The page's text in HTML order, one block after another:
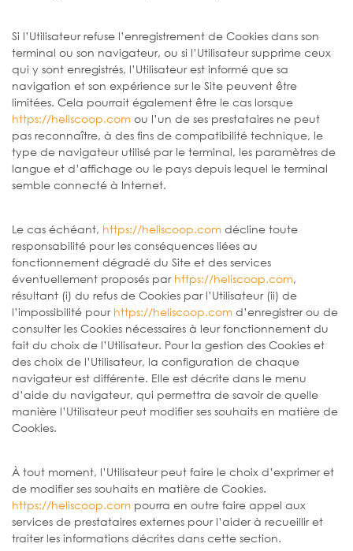
Si l’Utilisateur refuse l’enregistrement de Cookies dans son
terminal ou son navigateur, ou si l’Utilisateur supprime ceux
qui y sont enregistrés, l’Utilisateur est informé que sa
navigation et son expérience sur le Site peuvent être
limitées. Cela pourrait également être le cas lorsque
https://heliscoop.com ou l’un de ses prestataires ne peut
pas reconnaître, à des fins de compatibilité technique, le
type de navigateur utilisé par le terminal, les paramètres de
langue et d’affichage ou le pays depuis lequel le terminal
semble connecté à Internet.
Le cas échéant, https://heliscoop.com décline toute
responsabilité pour les conséquences liées au
fonctionnement dégradé du Site et des services
éventuellement proposés par https://heliscoop.com,
résultant (i) du refus de Cookies par l’Utilisateur (ii) de
l’impossibilité pour https://heliscoop.com d’enregistrer ou de
consulter les Cookies nécessaires à leur fonctionnement du
fait du choix de l’Utilisateur. Pour la gestion des Cookies et
des choix de l’Utilisateur, la configuration de chaque
navigateur est différente. Elle est décrite dans le menu
d’aide du navigateur, qui permettra de savoir de quelle
manière l’Utilisateur peut modifier ses souhaits en matière de
Cookies.
À tout moment, l’Utilisateur peut faire le choix d’exprimer et
de modifier ses souhaits en matière de Cookies.
https://heliscoop.com pourra en outre faire appel aux
services de prestataires externes pour l’aider à recueillir et
traiter les informations décrites dans cette section.